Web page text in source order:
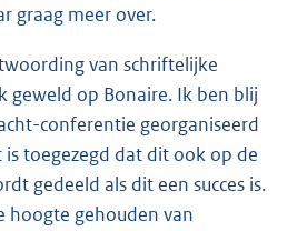
graag meer over.
van schriftelijke
geweld op Bonaire. Ik ben blij
conferentie georganiseerd
toegezegd dat dit ook op de
gedeeld als dit een succes is.
hoogte gehouden van